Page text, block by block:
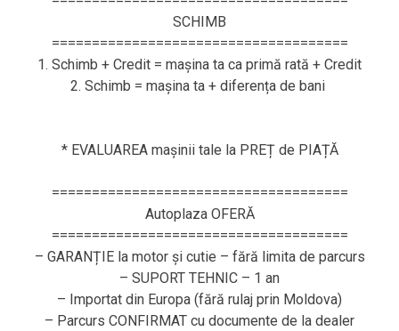
SCHIMB
=====================================
1. Schimb + Credit = mașina ta ca primă rată + Credit
2. Schimb = mașina ta + diferența de bani
* EVALUAREA mașinii tale la PREȚ de PIAȚĂ
=====================================
Autoplaza OFERĂ
=====================================
– GARANȚIE la motor și cutie – fără limita de parcurs
– SUPORT TEHNIC – 1 an
– Importat din Europa (fără rulaj prin Moldova)
– Parcurs CONFIRMAT cu documente de la dealer